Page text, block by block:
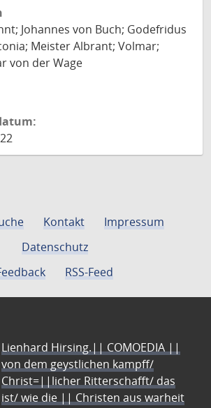
Johannes von Buch; Godefridus
Meister Albrant; Volmar;
von der Wage
Kontakt
Impressum
Datenschutz
RSS-Feed
Lienhard Hirsing.|| COMOEDIA ||
von dem geystlichen kampff/
Christ=||licher Ritterschafft/ das
ist/ wie die || Christen aus warheit